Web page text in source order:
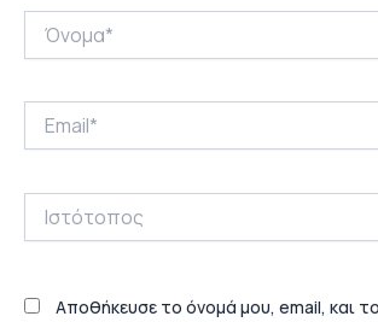
Ιστότοπος
Αποθήκευσε το όνομά μου, email, και